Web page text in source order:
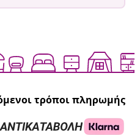
τρόποι πληρωμής